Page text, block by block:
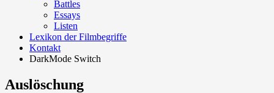
Battles
Essays
Listen
Lexikon der Filmbegriffe
Kontakt
DarkMode Switch
Auslöschung